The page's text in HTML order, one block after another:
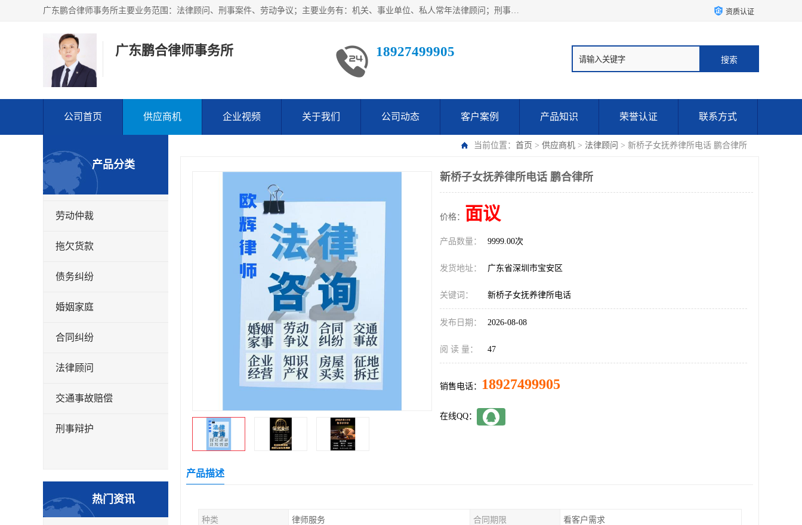
广东鹏合律师事务所主要业务范围：法律顾问、刑事案件、劳动争议；主要业务有：机关、事业单位、私人常年法律顾问；刑事案件辩护、案件代理、犯罪辩护、取保候审等法律事务；以及劳动合同、工伤、工资、辞退、开除等劳动法律事务；多年来，欧辉律师团队一直秉承“以信为本，以法为业”的执业理念，用自己的专业所长为当事人提供优质法律服务，深得当事人的一致好评及信赖。 资质认证
广东鹏合律师事务所 18927499905
公司首页 供应商机 企业视频 关于我们 公司动态 客户案例 产品知识 荣誉认证 联系方式
当前位置： 首页 > 供应商机 > 法律顾问 > 新桥子女抚养律所电话 鹏合律所
产品分类
劳动仲裁
拖欠货款
债务纠纷
婚姻家庭
合同纠纷
法律顾问
交通事故赔偿
刑事辩护
热门资讯
新桥子女抚养律所电话 鹏合律所
价格： 面议
产品数量： 9999.00次
发货地址： 广东省深圳市宝安区
关键词： 新桥子女抚养律所电话
发布日期： 2026-08-08
阅 读 量： 47
销售电话： 18927499905
在线QQ：
产品描述
种类 律师服务 合同期限 看客户需求